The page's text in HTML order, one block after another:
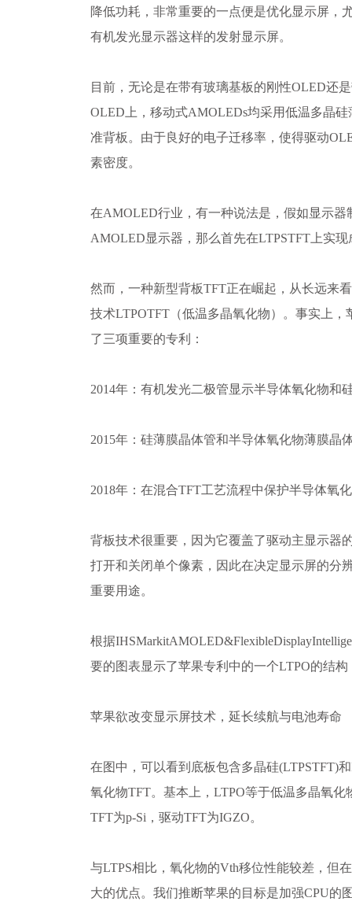
降低功耗，非常重要的一点便是优化显示屏，
有机发光显示器这样的发射显示屏。
目前，无论是在带有玻璃基板的刚性OLED还
OLED上，移动式AMOLEDs均采用低温多晶硅
准背板。由于良好的电子迁移率，使得驱动
素密度。
在AMOLED行业，有一种说法是，假如显示器
AMOLED显示器，那么首先在LTPSTFT上实
然而，一种新型背板TFT正在崛起，从长远来
技术LTPOTFT（低温多晶氧化物）。事实上，
了三项重要的专利：
2014年：有机发光二极管显示半导体氧化物和
2015年：硅薄膜晶体管和半导体氧化物薄膜晶
2018年：在混合TFT工艺流程中保护半导体氧
背板技术很重要，因为它覆盖了驱动主显示器
打开和关闭单个像素，因此在决定显示屏的分
重要用途。
根据
要的图表显示了苹果专利中的一个LTPO的结
苹果欲改变显示屏技术，延长续航与电池寿命
在图中，可以看到底板包含多晶硅(LTPSTFT)
氧化物TFT。基本上，LTPO等于低温多晶氧
TFT为p-Si，驱动TFT为IGZO。
与LTPS相比，氧化物的Vth移位性能较差，但
大的优点。我们推断苹果的目标是加强CPU的